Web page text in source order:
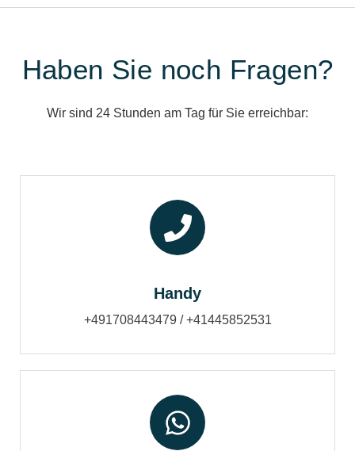
Haben Sie noch Fragen?
Wir sind 24 Stunden am Tag für Sie erreichbar:
Handy
+491708443479 / +41445852531